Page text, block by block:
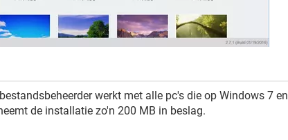
werkt met alle pc's die op Windows 7 en
de installatie zo'n 200 MB in beslag.